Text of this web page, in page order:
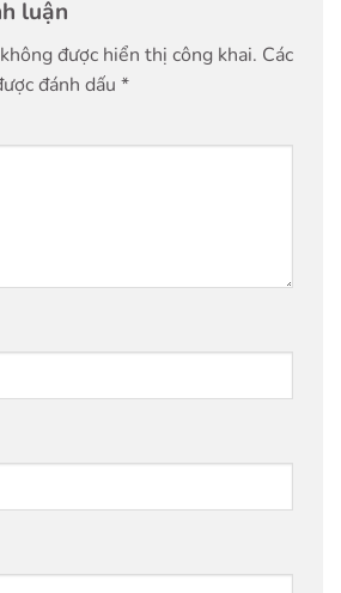
luận
được hiển thị công khai. Các
đánh dấu *